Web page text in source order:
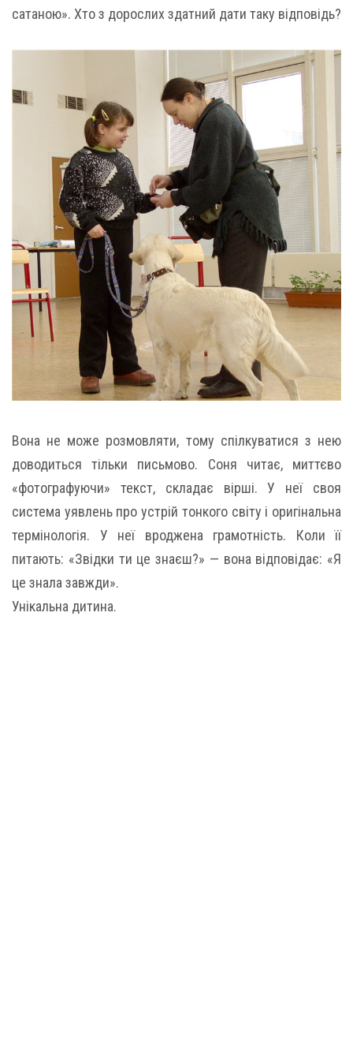
сатаною». Хто з дорослих здатний дати таку відповідь?
Вона не може розмовляти, тому спілкуватися з нею
доводиться тільки письмово. Соня читає, миттєво
«фотографуючи» текст, складає вірші. У неї своя
система уявлень про устрій тонкого світу і оригінальна
термінологія. У неї вроджена грамотність. Коли її
питають: «Звідки ти це знаєш?» — вона відповідає: «Я
це знала завжди».
Унікальна дитина.